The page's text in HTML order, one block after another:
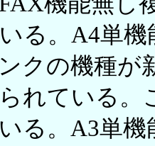
る。A4単
クの機種が
れている。
る。A3単